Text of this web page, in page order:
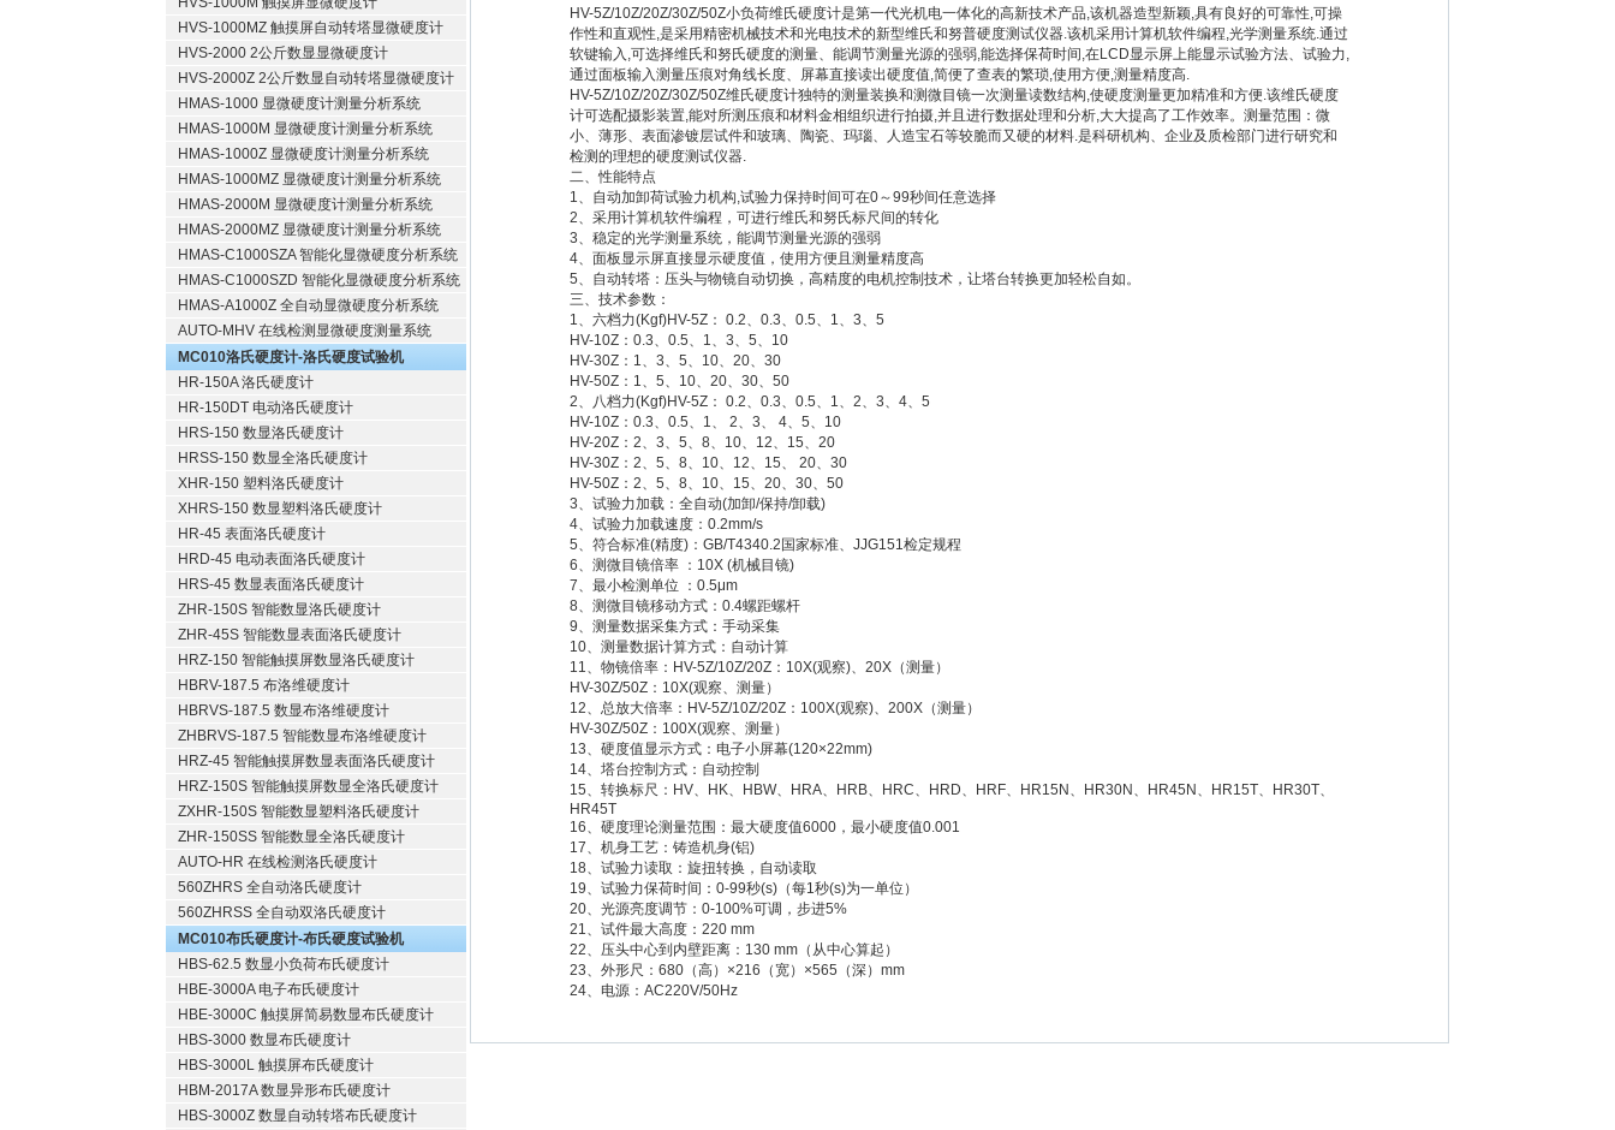
HVS-1000MZ 触摸屏自动转塔显微硬度计
HVS-2000 2公斤数显显微硬度计
HVS-2000Z 2公斤数显自动转塔显微硬度计
HMAS-1000 显微硬度计测量分析系统
HMAS-1000M 显微硬度计测量分析系统
HMAS-1000Z 显微硬度计测量分析系统
HMAS-1000MZ 显微硬度计测量分析系统
HMAS-2000M 显微硬度计测量分析系统
HMAS-2000MZ 显微硬度计测量分析系统
HMAS-C1000SZA 智能化显微硬度分析系统
HMAS-C1000SZD 智能化显微硬度分析系统
HMAS-A1000Z 全自动显微硬度分析系统
AUTO-MHV 在线检测显微硬度测量系统
MC010洛氏硬度计-洛氏硬度试验机
HR-150A 洛氏硬度计
HR-150DT 电动洛氏硬度计
HRS-150 数显洛氏硬度计
HRSS-150 数显全洛氏硬度计
XHR-150 塑料洛氏硬度计
XHRS-150 数显塑料洛氏硬度计
HR-45 表面洛氏硬度计
HRD-45 电动表面洛氏硬度计
HRS-45 数显表面洛氏硬度计
ZHR-150S 智能数显洛氏硬度计
ZHR-45S 智能数显表面洛氏硬度计
HRZ-150 智能触摸屏数显洛氏硬度计
HBRV-187.5 布洛维硬度计
HBRVS-187.5 数显布洛维硬度计
ZHBRVS-187.5 智能数显布洛维硬度计
HRZ-45 智能触摸屏数显表面洛氏硬度计
HRZ-150S 智能触摸屏数显全洛氏硬度计
ZXHR-150S 智能数显塑料洛氏硬度计
ZHR-150SS 智能数显全洛氏硬度计
AUTO-HR 在线检测洛氏硬度计
560ZHRS 全自动洛氏硬度计
560ZHRSS 全自动双洛氏硬度计
MC010布氏硬度计-布氏硬度试验机
HBS-62.5 数显小负荷布氏硬度计
HBE-3000A 电子布氏硬度计
HBE-3000C 触摸屏简易数显布氏硬度计
HBS-3000 数显布氏硬度计
HBS-3000L 触摸屏布氏硬度计
HBM-2017A 数显异形布氏硬度计
HBS-3000Z 数显自动转塔布氏硬度计
HV-5Z/10Z/20Z/30Z/50Z小负荷维氏硬度计是第一代光机电一体化的高新技术产品,该机器造型新颖,具有良好的可靠性,可操
作性和直观性,是采用精密机械技术和光电技术的新型维氏和努普硬度测试仪器.该机采用计算机软件编程,光学测量系统.通过
软键输入,可选择维氏和努氏硬度的测量、能调节测量光源的强弱,能选择保荷时间,在LCD显示屏上能显示试验方法、试验力,
通过面板输入测量压痕对角线长度、屏幕直接读出硬度值,简便了查表的繁琐,使用方便,测量精度高.
HV-5Z/10Z/20Z/30Z/50Z维氏硬度计独特的测量装换和测微目镜一次测量读数结构,使硬度测量更加精准和方便.该维氏硬度
计可选配摄影装置,能对所测压痕和材料金相组织进行拍摄,并且进行数据处理和分析,大大提高了工作效率。测量范围：微
小、薄形、表面渗镀层试件和玻璃、陶瓷、玛瑙、人造宝石等较脆而又硬的材料.是科研机构、企业及质检部门进行研究和
检测的理想的硬度测试仪器.
二、性能特点
1、自动加卸荷试验力机构,试验力保持时间可在0～99秒间任意选择
2、采用计算机软件编程，可进行维氏和努氏标尺间的转化
3、稳定的光学测量系统，能调节测量光源的强弱
4、面板显示屏直接显示硬度值，使用方便且测量精度高
5、自动转塔：压头与物镜自动切换，高精度的电机控制技术，让塔台转换更加轻松自如。
三、技术参数：
1、六档力(Kgf)HV-5Z： 0.2、0.3、0.5、1、3、5
HV-10Z：0.3、0.5、1、3、5、10
HV-30Z：1、3、5、10、20、30
HV-50Z：1、5、10、20、30、50
2、八档力(Kgf)HV-5Z： 0.2、0.3、0.5、1、2、3、4、5
HV-10Z：0.3、0.5、1、 2、3、 4、5、10
HV-20Z：2、3、5、8、10、12、15、20
HV-30Z：2、5、8、10、12、15、 20、30
HV-50Z：2、5、8、10、15、20、30、50
3、试验力加载：全自动(加卸/保持/卸载)
4、试验力加载速度：0.2mm/s
5、符合标准(精度)：GB/T4340.2国家标准、JJG151检定规程
6、测微目镜倍率 ：10X (机械目镜)
7、最小检测单位 ：0.5μm
8、测微目镜移动方式：0.4螺距螺杆
9、测量数据采集方式：手动采集
10、测量数据计算方式：自动计算
11、物镜倍率：HV-5Z/10Z/20Z：10X(观察)、20X（测量）
HV-30Z/50Z：10X(观察、测量）
12、总放大倍率：HV-5Z/10Z/20Z：100X(观察)、200X（测量）
HV-30Z/50Z：100X(观察、测量）
13、硬度值显示方式：电子小屏幕(120×22mm)
14、塔台控制方式：自动控制
15、转换标尺：HV、HK、HBW、HRA、HRB、HRC、HRD、HRF、HR15N、HR30N、HR45N、HR15T、HR30T、
HR45T
16、硬度理论测量范围：最大硬度值6000，最小硬度值0.001
17、机身工艺：铸造机身(铝)
18、试验力读取：旋扭转换，自动读取
19、试验力保荷时间：0-99秒(s)（每1秒(s)为一单位）
20、光源亮度调节：0-100%可调，步进5%
21、试件最大高度：220 mm
22、压头中心到内壁距离：130 mm（从中心算起）
23、外形尺：680（高）×216（宽）×565（深）mm
24、电源：AC220V/50Hz